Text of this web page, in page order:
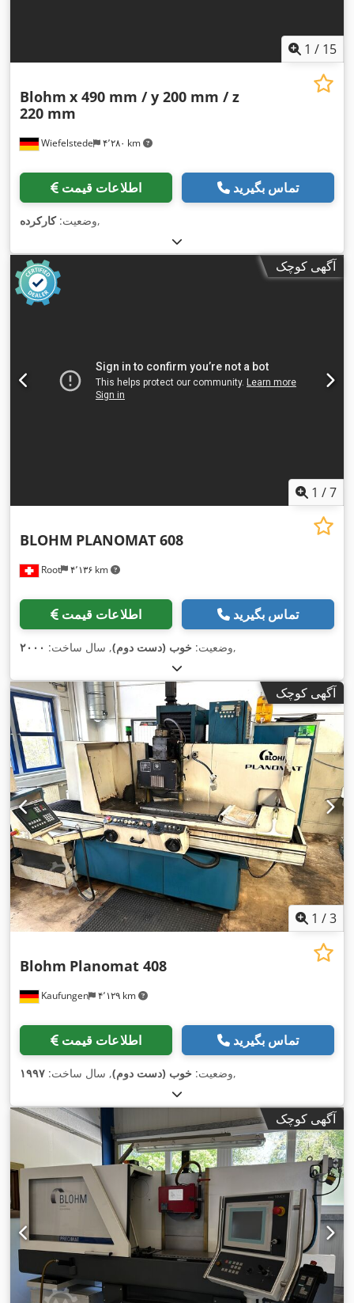
1 / 15
Wiefelstede ۴٬۲۸۰ km
Blohm x 490 mm / y 200 mm / z
220 mm
اطلاعات قیمت تماس بگیرید
وضعیت:کارکرده ,
آگهی کوچک
1 /7
Root ۴٬۱۳۶ km
BLOHM PLANOMAT 608
اطلاعات قیمت تماس بگیرید
وضعیت: خوب (دست دوم), سال ساخت: ۲۰۰۰ ,
آگهی کوچک
1 /3
Kaufungen ۴٬۱۲۹ km
Blohm Planomat 408
اطلاعات قیمت تماس بگیرید
وضعیت: خوب (دست دوم), سال ساخت: ۱۹۹۷ ,
آگهی کوچک